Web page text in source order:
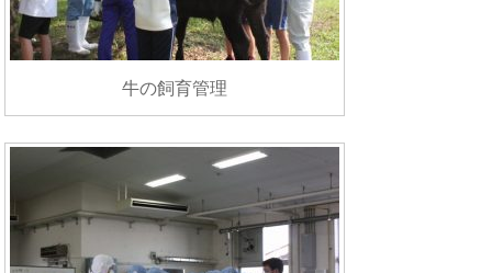
牛の飼育管理